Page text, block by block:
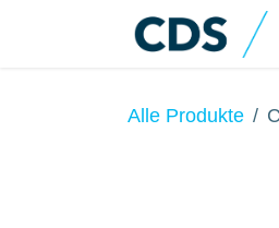
Zum Inhalt springen
Alle Produkte